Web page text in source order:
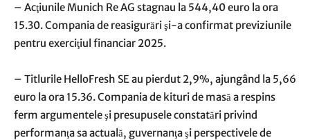
– Acţiunile Munich Re AG stagnau la 544,40 euro la ora
15.30. Compania de reasigurări şi-a confirmat previziunile
pentru exerciţiul financiar 2025.
– Titlurile HelloFresh SE au pierdut 2,9%, ajungând la 5,66
euro la ora 15.36. Compania de kituri de masă a respins
ferm argumentele şi presupusele constatări privind
performanţa sa actuală, guvernanţa şi perspectivele de